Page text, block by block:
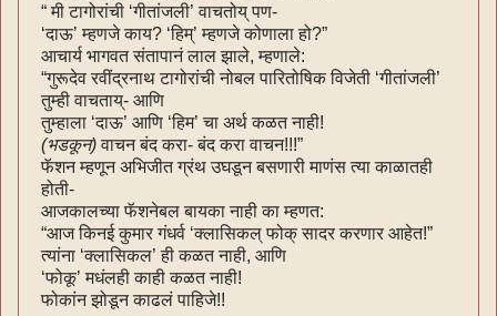
“ मी टागोरांची ‘गीतांजली’ वाचतोय् पण-
‘दाऊ’ म्हणजे काय? ‘हिम्’ म्हणजे कोणाला हो?”
आचार्य भागवत संतापानं लाल झाले, म्हणाले:
“गुरूदेव रवींद्रनाथ टागोरांची नोबल पारितोषिक विजेती ‘गीतांजली’
तुम्ही वाचताय्- आणि
तुम्हाला ‘दाऊ’ आणि ‘हिम’ चा अर्थ कळत नाही!
(भडकून)वाचन बंद करा- बंद करा वाचन!!!”
फॅशन म्हणून अभिजीत ग्रंथ उघडून बसणारी माणंस त्या काळातही
होती-
आजकालच्या फॅशनेबल बायका नाही का म्हणत:
“आज किनई कुमार गंधर्व ‘क्लासिकल् फोक् सादर करणार आहेत!”
त्यांना ‘क्लासिकल’ ही कळत नाही, आणि
‘फोकू’ मधंलही काही कळत नाही!
फोकांन झोडून काढलं पाहिजे!!